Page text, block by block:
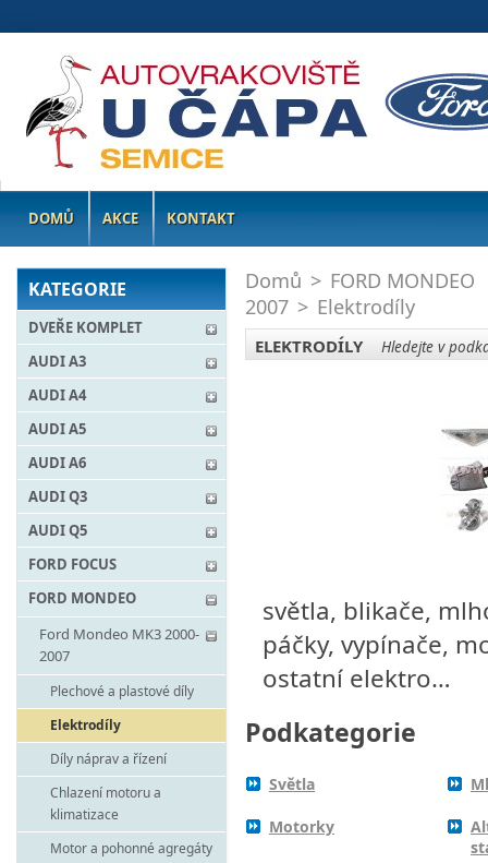
DOMŮ AKCE KONTAKT
KATEGORIE
DVEŘE KOMPLET
AUDI A3
AUDI A4
AUDI A5
AUDI A6
AUDI Q3
AUDI Q5
FORD FOCUS
FORD MONDEO
Ford Mondeo MK3 2000-
2007
Plechové a plastové díly
Elektrodíly
Díly náprav a řízení
Chlazení motoru a
klimatizace
Motor a pohonné agregáty
Domů > FORD MONDEO
2007 > Elektrodíly
ELEKTRODÍLY Hledejte v
světla, blikače,
páčky, vypínače,
ostatní elektro…
Podkategorie
Světla
Motorky